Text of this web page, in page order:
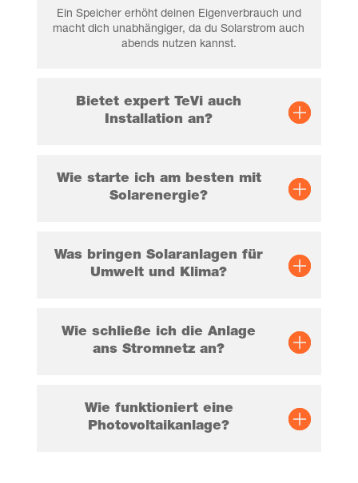
Ein Spei­cher erhöht dei­nen Eigen­ver­brauch und
macht dich unab­hän­gi­ger, da du Solar­strom auch
abends nut­zen kannst.
Bie­tet expert TeVi auch
Instal­la­ti­on an?
Wie star­te ich am bes­ten mit
Solarenergie?
Was brin­gen Solar­an­la­gen für
Umwelt und Klima?
Wie schlie­ße ich die Anla­ge
ans Strom­netz an?
Wie funk­tio­niert eine
Photovoltaikanlage?